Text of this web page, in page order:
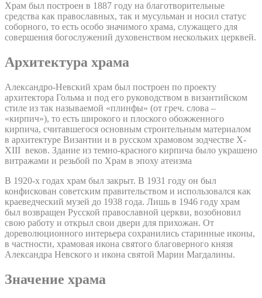
Храм был построен в 1887 году на благотворительные
средства как православных, так и мусульман и носил статус
соборного, то есть особо значимого храма, служащего для
совершения богослужений духовенством нескольких церквей.
Архитектура храма
Александро-Невский храм был построен по проекту
архитектора Гольма и под его руководством в византийском
стиле из так называемой «плинфы» (от греч. слова –
«кирпич»), то есть широкого и плоского обожженного
кирпича, считавшегося основным строительным материалом
в архитектуре Византии и в русском храмовом зодчестве X-
XIII веков. Здание из темно-красного кирпича было украшено
витражами и резьбой по Храм в эпоху атеизма
В 1920-х годах храм был закрыт. В 1931 году он был
конфискован советским правительством и использовался как
краеведческий музей до 1938 года. Лишь в 1946 году храм
был возвращен Русской православной церкви, возобновил
свою работу и открыл свои двери для прихожан. От
дореволюционного интерьера сохранились старинные иконы,
в частности, храмовая икона святого благоверного князя
Александра Невского и икона святой Марии Магдалины.
Значение храма